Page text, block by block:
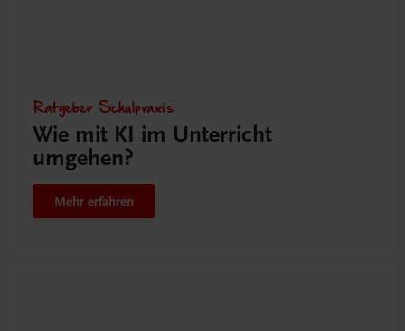
Ratgeber Schulpraxis
Wie mit KI im Unterricht
umgehen?
Mehr erfahren